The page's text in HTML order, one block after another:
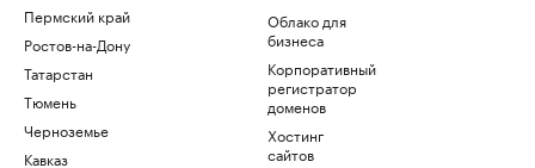
Пермский край
Ростов-на-Дону
Татарстан
Тюмень
Черноземье
Кавказ
Облако для
бизнеса
Корпоративный
регистратор
доменов
Хостинг
сайтов